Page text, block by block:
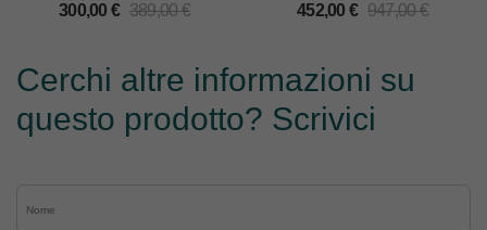
300,00 € 389,00€ 452,00 € 947,00€
Cerchi altre informazioni su
questo prodotto? Scrivici